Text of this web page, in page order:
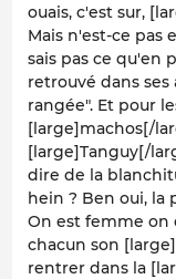
ouais, c'est sur,
Mais n'est-ce pas
sais pas ce qu'en
retrouvé dans
rangée". Et pour
[large]machos[/
[large]Tanguy[/
dire de la
hein ? Ben oui, la
On est femme on
chacun son
rentrer dans la